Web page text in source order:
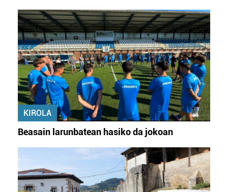
KIROLA
Beasain larunbatean hasiko da jokoan